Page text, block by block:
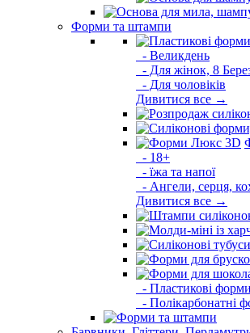
Форми та штампи
- Великдень
- Для жінок, 8
- Для чоловіків
Дивитися все →
- 18+
- їжа та напої
- Ангели, серця,
Дивитися все →
- Пластикові
- Полікарбонатні
Барвники, Гліттери,